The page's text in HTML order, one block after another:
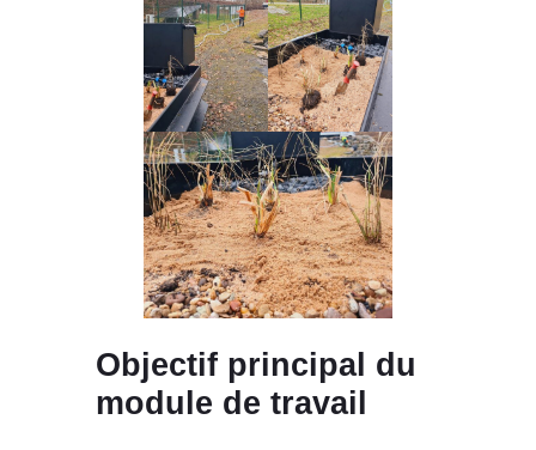
Objectif principal du
module de travail